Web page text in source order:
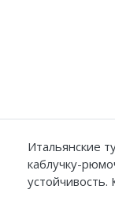
Итальянские
каблучку-